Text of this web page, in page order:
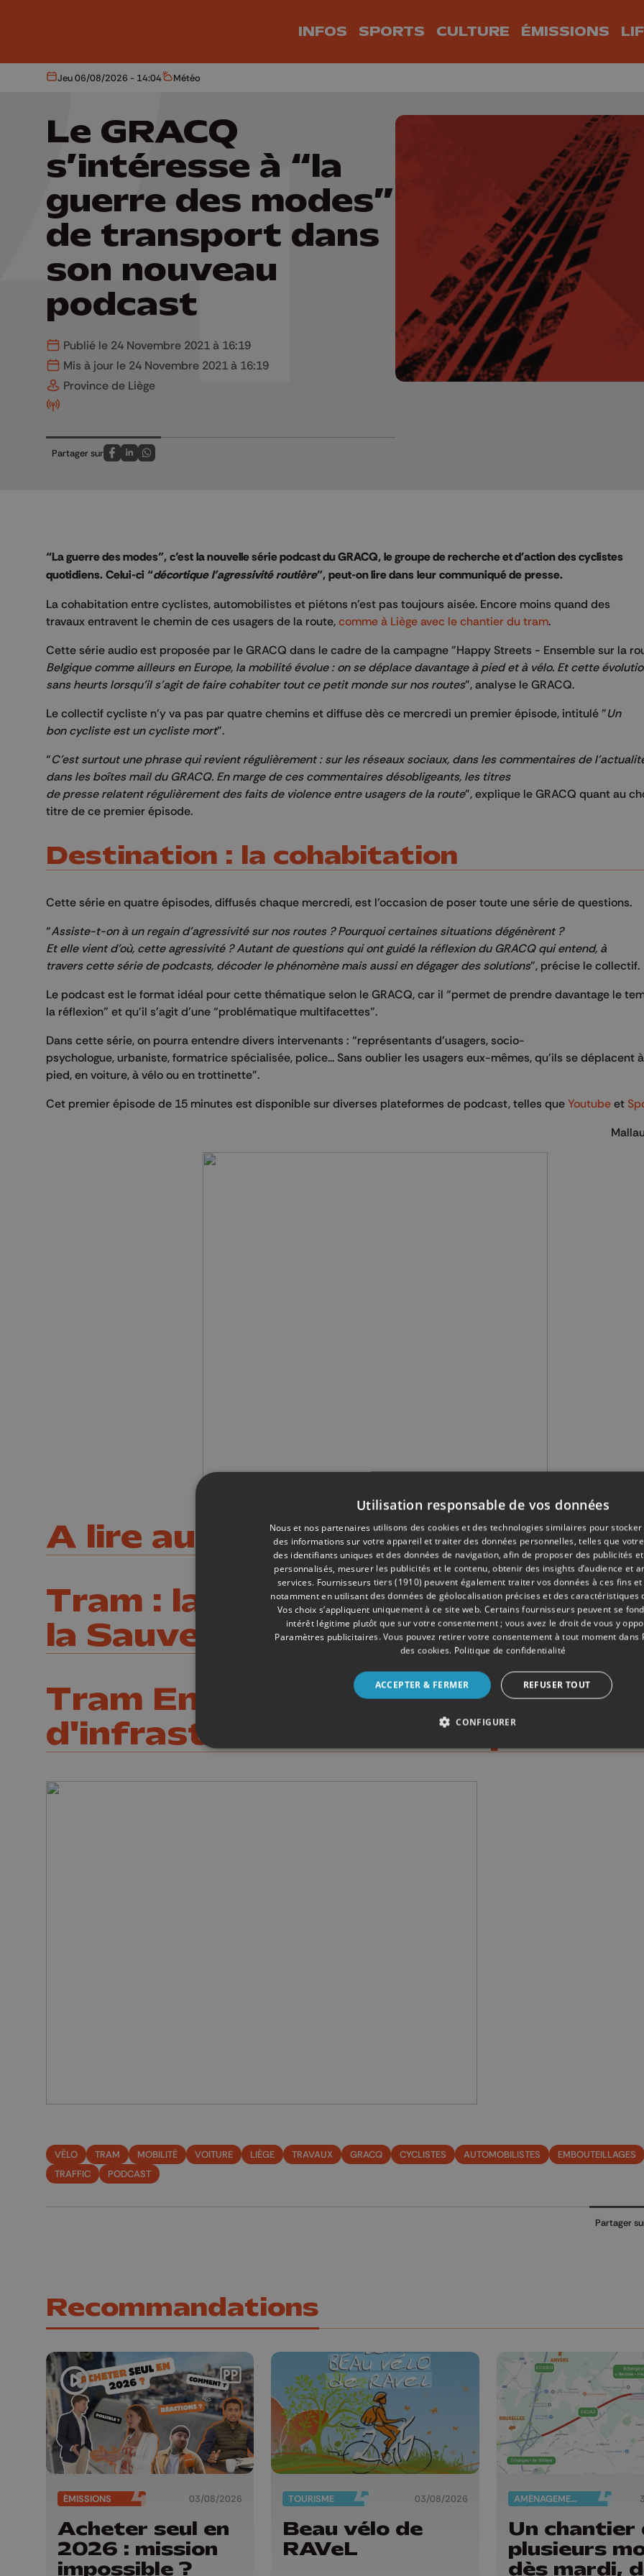
INFOS SPORTS CULTURE ÉMISSIONS
Aujourd'hui
Jeu 06/08/2026 - 14:04 Météo
Météo
Le GRACQ
s’intéresse à “la
guerre des modes”
de transport dans
son nouveau
podcast
Publié le 24 Novembre 2021 à 16:19
Mis à jour le 24 Novembre 2021 à 16:19
Province de Liège
Partager sur
Partagez sur FaceBook
Partagez sur LinkedIn
Partagez sur Whatsapp
“La guerre des modes”, c’est la nouvelle série podcast du GRACQ, le groupe de recherche et d'action des cyclistes
quotidiens. Celui-ci “décortique l’agressivité routière”, peut-on lire dans leur communiqué de presse.
La cohabitation entre cyclistes, automobilistes et piétons n’est pas toujours aisée. Encore moins quand des
travaux entravent le chemin de ces usagers de la route, comme à Liège avec le chantier du tram.
Cette série audio est proposée par le GRACQ dans le cadre de la campagne "Happy Streets - Ensemble sur la
Belgique comme ailleurs en Europe, la mobilité évolue : on se déplace davantage à pied et à vélo. Et cette
sans heurts lorsqu'il s'agit de faire cohabiter tout ce petit monde sur nos routes”, analyse le GRACQ.
Le collectif cycliste n’y va pas par quatre chemins et diffuse dès ce mercredi un premier épisode, intitulé "Un
bon cycliste est un cycliste mort".
“C'est surtout une phrase qui revient régulièrement : sur les réseaux sociaux, dans les commentaires de
dans les boîtes mail du GRACQ. En marge de ces commentaires désobligeants, les titres
de presse relatent régulièrement des faits de violence entre usagers de la route”, explique le GRACQ quant au
titre de ce premier épisode.
Destination : la cohabitation
Cette série en quatre épisodes, diffusés chaque mercredi, est l’occasion de poser toute une série de questions.
“Assiste-t-on à un regain d'agressivité sur nos routes ? Pourquoi certaines situations dégénèrent ?
Et elle vient d'où, cette agressivité ? Autant de questions qui ont guidé la réflexion du GRACQ qui entend, à
travers cette série de podcasts, décoder le phénomène mais aussi en dégager des solutions”, précise le collectif.
Le podcast est le format idéal pour cette thématique selon le GRACQ, car il “permet de prendre davantage le
la réflexion” et qu'il s'agit d'une “problématique multifacettes”.
Dans cette série, on pourra entendre divers intervenants : “représentants d'usagers, socio-
psychologue, urbaniste, formatrice spécialisée, police... Sans oublier les usagers eux-mêmes, qu'ils se déplacent à
pied, en voiture, à vélo ou en trottinette”.
Cet premier épisode de 15 minutes est disponible sur diverses plateformes de podcast, telles que Youtube et
A lire aussi
Tram : la voie des bus boulevard
la Sauvenière bientôt
Tram En Commun S3#16 :
d'infrastructure rue Léopold
VÉLO TRAM MOBILITÉ VOITURE LIÈGE TRAVAUX GRACQ CYCLISTES AUTOMOBILISTES EMBOUTEILLAGES
TRAFFIC
PODCAST
Partager
Recommandations
ÉMISSIONS 03/08/2026
Acheter seul en
2026 : mission
impossible ?
TOURISME 03/08/2026
Beau vélo de
RAVeL
AMÉNAGEMENT DU TERRITOIRE
Un chantier
plusieurs
dès mardi,
Utilisation responsable de vos données
Nous et nos partenaires utilisons des cookies et des technologies similaires pour
des informations sur votre appareil et traiter des données personnelles, telles que votre
des identifiants uniques et des données de navigation, afin de proposer des publicités
personnalisés, mesurer les publicités et le contenu, obtenir des insights d’audience et
services. Fournisseurs tiers (1910) peuvent également traiter vos données à ces fins et
notamment en utilisant des données de géolocalisation précises et des caractéristiques
Vos choix s’appliquent uniquement à ce site web. Certains fournisseurs peuvent se
intérêt légitime plutôt que sur votre consentement ; vous avez le droit de vous y
Paramètres publicitaires. Vous pouvez retirer votre consentement à tout moment dans
des cookies. Politique de confidentialité
ACCEPTER & FERMER REFUSER TOUT
CONFIGURER